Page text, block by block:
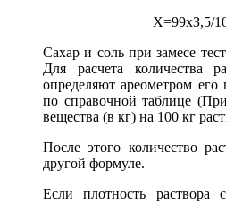
Х=99хЗ,5/
Сахар и соль при замесе
Для расчета количества
определяют ареометром его
по справочной таблице
вещества (в кг) на 100 кг
После этого количество
другой формуле.
Если плотность